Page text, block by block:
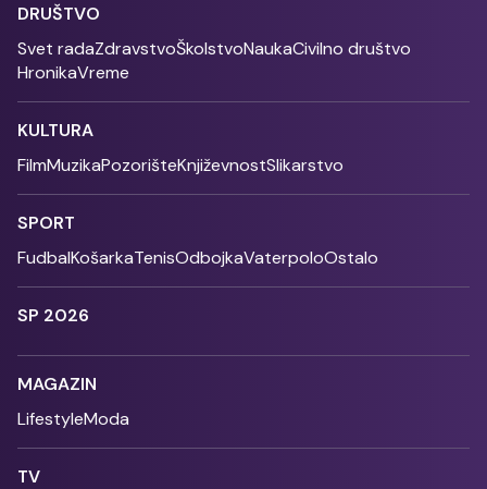
DRUŠTVO
Svet radaZdravstvoŠkolstvoNaukaCivilno društvo
HronikaVreme
KULTURA
FilmMuzikaPozorišteKnjiževnostSlikarstvo
SPORT
FudbalKošarkaTenisOdbojkaVaterpoloOstalo
SP 2026
MAGAZIN
LifestyleModa
TV